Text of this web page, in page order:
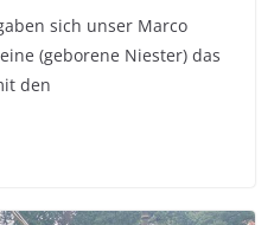
sich unser Marco
(geborene Niester) das
den